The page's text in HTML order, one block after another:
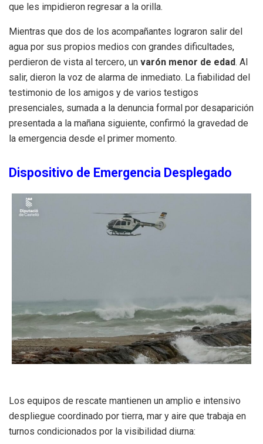
que les impidieron regresar a la orilla.
Mientras que dos de los acompañantes lograron salir del
agua por sus propios medios con grandes dificultades,
perdieron de vista al tercero, un varón menor de edad. Al
salir, dieron la voz de alarma de inmediato. La fiabilidad del
testimonio de los amigos y de varios testigos
presenciales, sumada a la denuncia formal por desaparición
presentada a la mañana siguiente, confirmó la gravedad de
la emergencia desde el primer momento.
Dispositivo de Emergencia Desplegado
Los equipos de rescate mantienen un amplio e intensivo
despliegue coordinado por tierra, mar y aire que trabaja en
turnos condicionados por la visibilidad diurna: